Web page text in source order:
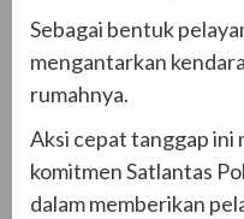
Sebagai bentuk
mengantarkan
rumahnya.
Aksi cepat tanggap ini
komitmen Satlantas
dalam memberikan